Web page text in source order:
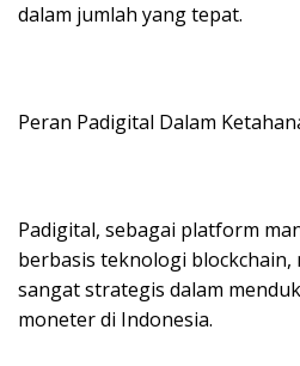
dalam jumlah yang tepat.
Peran Padigital Dalam
Padigital, sebagai platform
berbasis teknologi
sangat strategis dalam
moneter di Indonesia.